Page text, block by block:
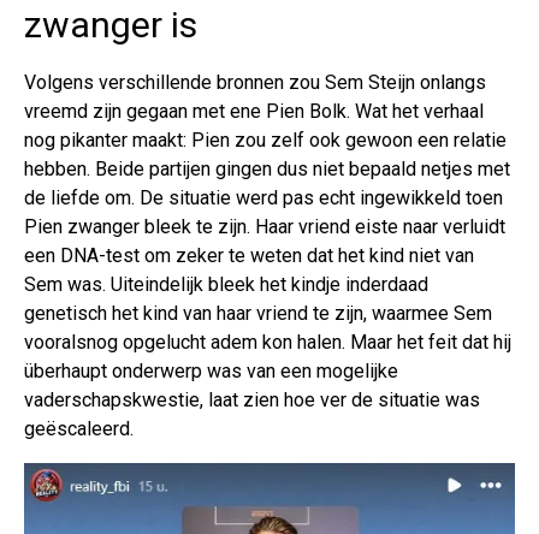
zwanger is
Volgens verschillende bronnen zou Sem Steijn onlangs
vreemd zijn gegaan met ene Pien Bolk. Wat het verhaal
nog pikanter maakt: Pien zou zelf ook gewoon een relatie
hebben. Beide partijen gingen dus niet bepaald netjes met
de liefde om. De situatie werd pas echt ingewikkeld toen
Pien zwanger bleek te zijn. Haar vriend eiste naar verluidt
een DNA-test om zeker te weten dat het kind niet van
Sem was. Uiteindelijk bleek het kindje inderdaad
genetisch het kind van haar vriend te zijn, waarmee Sem
vooralsnog opgelucht adem kon halen. Maar het feit dat hij
überhaupt onderwerp was van een mogelijke
vaderschapskwestie, laat zien hoe ver de situatie was
geëscaleerd.